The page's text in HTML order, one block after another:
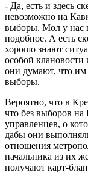
- Да, есть и здесь
невозможно на
выборы. Мол у нас
подобное. А есть
хорошо знают
особой
они думают, что
выборы.
Вероятно, что в
что без выборов на
управленцев, о
дабы они
отношения
начальника из их
получают карт-